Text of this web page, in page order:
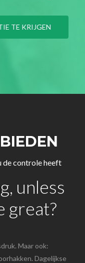
TE KRIJGEN
de controle heeft
unless
great?
Maar ook:
Dagelijkse